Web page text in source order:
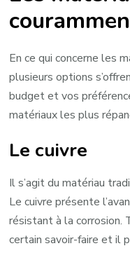
En ce qui concerne les
plusieurs options
budget et vos
matériaux les plus
Le cuivre
Il s’agit du matériau
Le cuivre présente
résistant à la corrosion.
certain savoir-faire et il